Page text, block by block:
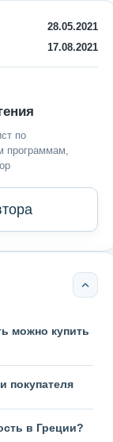
28.05.2021
17.08.2021
по
программам,
можно купить
покупателя
в Греции?